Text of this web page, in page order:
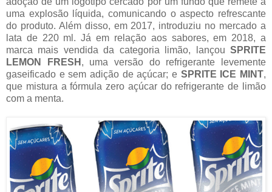
uma explosão líquida, comunicando o aspecto refrescante
do produto. Além disso, em 2017, introduziu no mercado a
lata de 220 ml. Já em relação aos sabores, em 2018, a
marca mais vendida da categoria limão, lançou SPRITE
LEMON FRESH , uma versão do refrigerante levemente
gaseificado e sem adição de açúcar; e SPRITE ICE MINT,
que mistura a fórmula zero açúcar do refrigerante de limão
com a menta.